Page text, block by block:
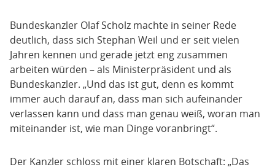
Bundeskanzler Olaf Scholz machte in seiner Rede
deutlich, dass sich Stephan Weil und er seit vielen
Jahren kennen und gerade jetzt eng zusammen
arbeiten würden – als Ministerpräsident und als
Bundeskanzler. „Und das ist gut, denn es kommt
immer auch darauf an, dass man sich aufeinander
verlassen kann und dass man genau weiß, woran man
miteinander ist, wie man Dinge voranbringt“.
Der Kanzler schloss mit einer klaren Botschaft: „Das